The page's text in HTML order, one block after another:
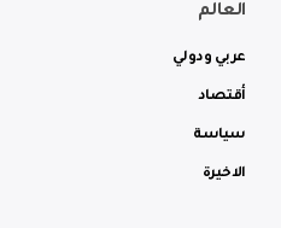
العالم
عربي ودولي
أقتصاد
سياسة
الاخيرة